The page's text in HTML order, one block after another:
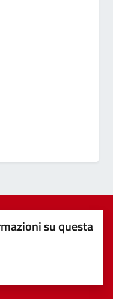
su questa